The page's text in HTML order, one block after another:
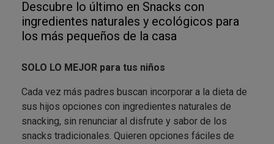
Descubre lo último en Snacks con
ingredientes naturales y ecológicos para
los más pequeños de la casa
SOLO LO MEJOR para tus niños
Cada vez más padres buscan incorporar a la dieta de
sus hijos opciones con ingredientes naturales de
snacking, sin renunciar al disfrute y sabor de los
snacks tradicionales. Quieren opciones fáciles de